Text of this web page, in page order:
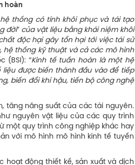
hoàn
thống có tính khôi phục và tái tạo
đời” của vật liệu bằng khái niệm khôi
độc hại gây tổn hại tới việc tái sử
hệ thống kỹ thuật và cả các mô hình
(BSI): “Kinh tế tuần hoàn là một hệ
được biến thành đầu vào để tiếp
biến đổi khí hậu, tiến bộ công nghệ
tăng năng suất của các tài nguyên.
nguyên vật liệu của các quy trình
một quy trình công nghiệp khác hay
với mô hình mô hình kinh tế tuyến
hoạt động thiết kế, sản xuất và dịch